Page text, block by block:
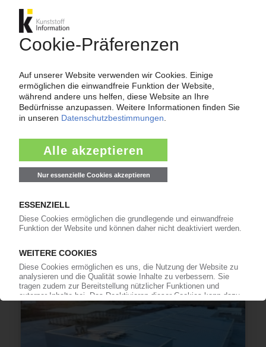
Werk in Jülich
COVERIS
Übernahme von Gefo
17.06.2026